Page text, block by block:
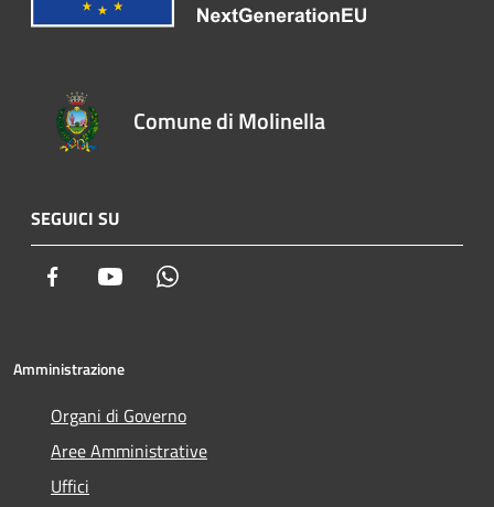
Comune di Molinella
SEGUICI SU
Facebook Youtube
Amministrazione
Organi di Governo
Aree Amministrative
Uffici